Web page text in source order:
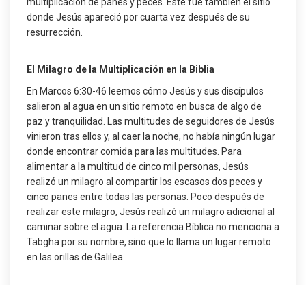
donde Jesús apareció por cuarta vez después de su
resurrección.
El Milagro de la Multiplicación en la Biblia
En Marcos 6:30-46 leemos cómo Jesús y sus discípulos
salieron al agua en un sitio remoto en busca de algo de
paz y tranquilidad. Las multitudes de seguidores de Jesús
vinieron tras ellos y, al caer la noche, no había ningún lugar
donde encontrar comida para las multitudes. Para
alimentar a la multitud de cinco mil personas, Jesús
realizó un milagro al compartir los escasos dos peces y
cinco panes entre todas las personas. Poco después de
realizar este milagro, Jesús realizó un milagro adicional al
caminar sobre el agua. La referencia Bíblica no menciona a
Tabgha por su nombre, sino que lo llama un lugar remoto
en las orillas de Galilea.